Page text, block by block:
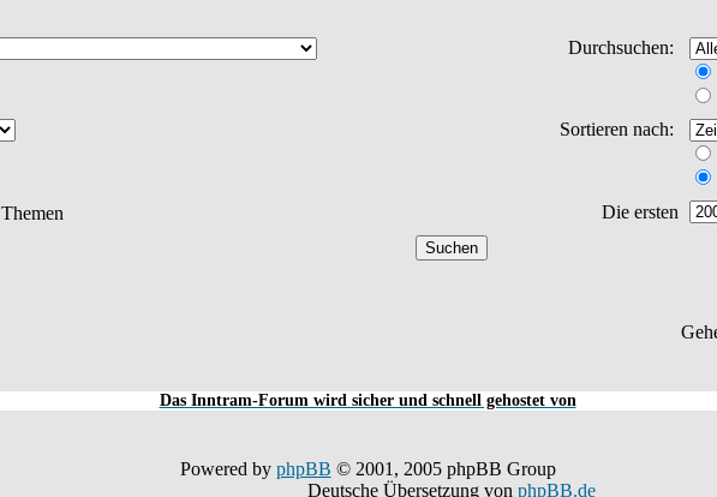
Durchsuchen:
Sortieren nach:
Themen Die ersten
Das Inntram-Forum wird sicher und schnell gehostet von
Powered by phpBB © 2001, 2005 phpBB Group
Deutsche Übersetzung von phpBB.de